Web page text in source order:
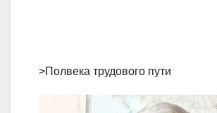
>Полвека трудового пути